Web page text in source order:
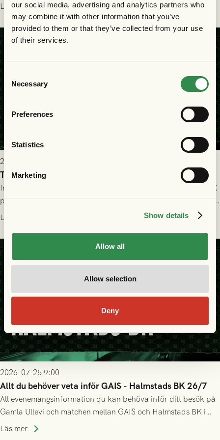
our social media, advertising and analytics partners who
may combine it with other information that you’ve
provided to them or that they’ve collected from your use
of their services.
Selection
Necessary
Preferences
Statistics
Marketing
Show details
Allow all
Allow selection
Deny
delades efter dramatik på tilläggstid.
Läs mer
2026-07-25 19:00
Truppen till GAIS - Halmstads BK 26/7
Imorgon söndag spelar GAIS herrar hemma mot Halmstads BK
på Gamla Ullevi med avspark kl 16.30! Fredrik Holmberg och
ledarstaben har tagit ut följande trupp till matchen:
Läs mer
2026-07-25 9:00
Allt du behöver veta inför GAIS - Halmstads BK 26/7
All evenemangsinformation du kan behöva inför ditt besök på
Gamla Ullevi och matchen mellan GAIS och Halmstads BK i
Allsvenskan! Avspark kl 16.30 på söndag 26/7.
Läs mer